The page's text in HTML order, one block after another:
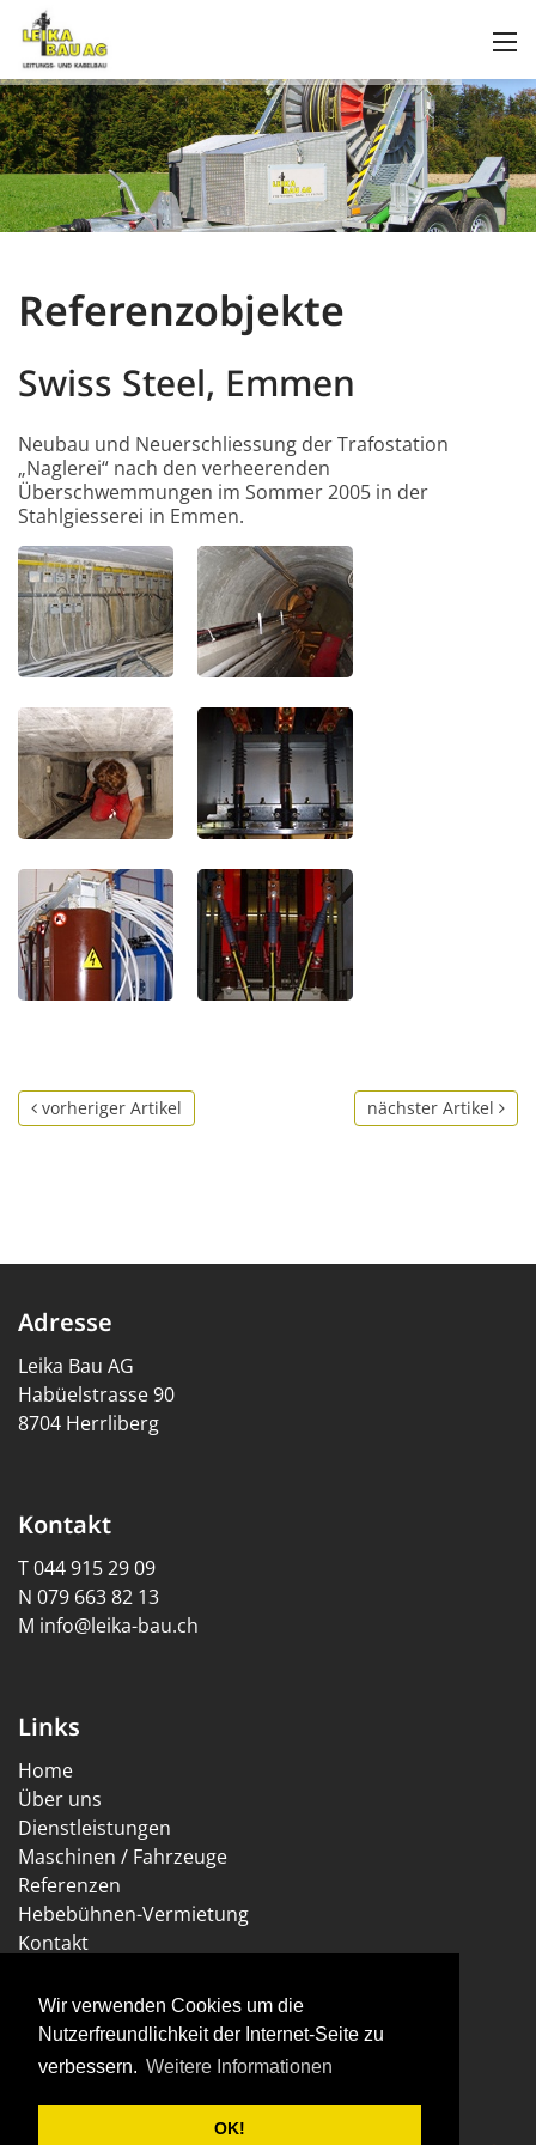
Wir verwenden Cookies um die
Nutzerfreundlichkeit der Internet-Seite zu
verbessern. Weitere Informationen
OK!
Referenzobjekte
Swiss Steel, Emmen
Neubau und Neuerschliessung der Trafostation
„Naglerei“ nach den verheerenden
Überschwemmungen im Sommer 2005 in der
Stahlgiesserei in Emmen.
vorheriger Artikel nächster Artikel
Adresse
Leika Bau AG
Habüelstrasse 90
8704 Herrliberg
Kontakt
T044 915 29 09
N 079 663 82 13
M info@leika-bau.ch
Links
Home
Über uns
Dienstleistungen
Maschinen / Fahrzeuge
Referenzen
Hebebühnen-Vermietung
Kontakt
Datenschutzerklärung